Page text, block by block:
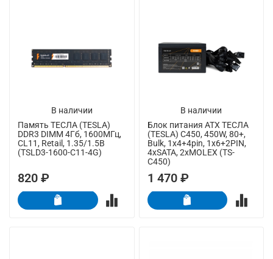
В наличии
Память ТЕСЛА (TESLA)
DDR3 DIMM 4Гб, 1600МГц,
CL11, Retail, 1.35/1.5В
(TSLD3-1600-C11-4G)
820 ₽
В наличии
Блок питания ATX ТЕСЛА
(TESLA) C450, 450W, 80+,
Bulk, 1x4+4pin, 1x6+2PIN,
4xSATA, 2xMOLEX (TS-
C450)
1 470 ₽